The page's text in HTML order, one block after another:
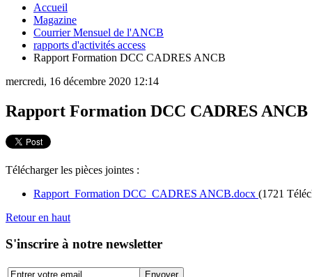
Accueil
Magazine
Courrier Mensuel de l'ANCB
rapports d'activités access
Rapport Formation DCC CADRES ANCB
mercredi, 16 décembre 2020 12:14
Rapport Formation DCC CADRES ANCB
Télécharger les pièces jointes :
Rapport_Formation DCC_CADRES ANCB.docx (1721
Retour en haut
S'inscrire à notre newsletter